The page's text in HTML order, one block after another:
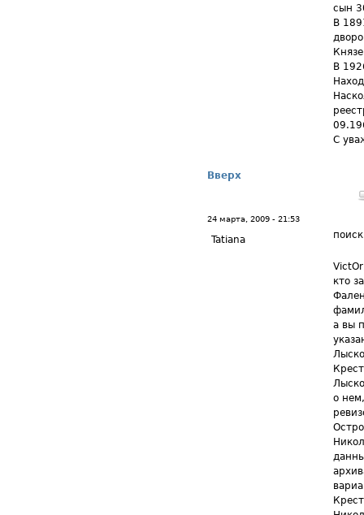
сын
В
В
С
Вверх
24 марта, 2009 - 21:53
Tatiana
кто
а вы
о